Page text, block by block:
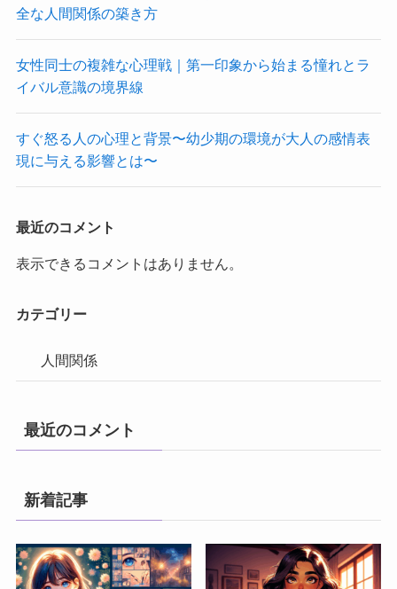
全な人間関係の築き方
女性同士の複雑な心理戦｜第一印象から始まる憧れとラ
イバル意識の境界線
すぐ怒る人の心理と背景〜幼少期の環境が大人の感情表
現に与える影響とは〜
最近のコメント
表示できるコメントはありません。
カテゴリー
人間関係
最近のコメント
新着記事